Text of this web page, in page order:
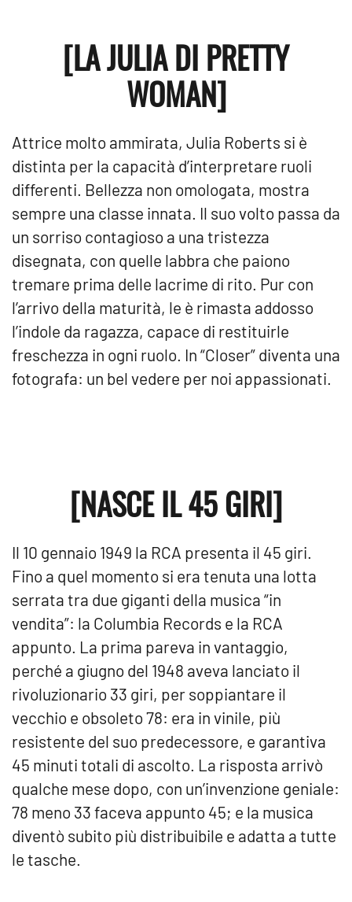
[LA JULIA DI PRETTY
WOMAN]
Attrice molto ammirata, Julia Roberts si è
distinta per la capacità d’interpretare ruoli
differenti. Bellezza non omologata, mostra
sempre una classe innata. Il suo volto passa da
un sorriso contagioso a una tristezza
disegnata, con quelle labbra che paiono
tremare prima delle lacrime di rito. Pur con
l’arrivo della maturità, le è rimasta addosso
l’indole da ragazza, capace di restituirle
freschezza in ogni ruolo. In “Closer” diventa una
fotografa: un bel vedere per noi appassionati.
[NASCE IL 45 GIRI]
Il 10 gennaio 1949 la RCA presenta il 45 giri.
Fino a quel momento si era tenuta una lotta
serrata tra due giganti della musica “in
vendita”: la Columbia Records e la RCA
appunto. La prima pareva in vantaggio,
perché a giugno del 1948 aveva lanciato il
rivoluzionario 33 giri, per soppiantare il
vecchio e obsoleto 78: era in vinile, più
resistente del suo predecessore, e garantiva
45 minuti totali di ascolto. La risposta arrivò
qualche mese dopo, con un’invenzione geniale:
78 meno 33 faceva appunto 45; e la musica
diventò subito più distribuibile e adatta a tutte
le tasche.